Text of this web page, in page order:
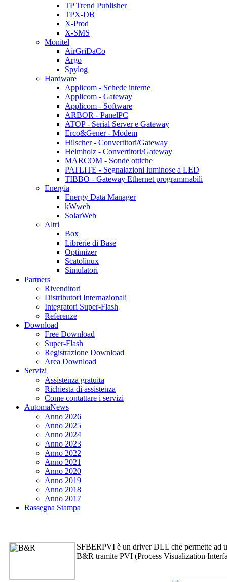
TP Trend Publisher
TPX-DB
X-Prod
X-SMS
Monitel
AirGriDaCo
Argo
Spylog
Hardware
Applicom - Schede interne
Applicom - Gateway
Applicom - Software
ARBOR - PanelPC
ATOP - Serial Server e Gateway
Erco&Gener - Modem
Hilscher - Convertitori/Gateway
Helmholz - Convertitori/Gateway
MARCOM - Sonde ottiche
PATLITE - Segnalazioni luminose a LED
TIBBO - Gateway Ethernet programmabili
Energia
Energy Data Manager
kWweb
SolarWeb
Altri
Box
Librerie di Base
Optimizer
Scatolinux
Simulatori
Partners
Rivenditori
Distributori Internazionali
Integratori Super-Flash
Referenze
Download
Free Download
Super-Flash
Registrazione Download
Area Download
Servizi
Assistenza gratuita
Richiesta di assistenza
Come contattare i servizi
AutomaNews
Anno 2026
Anno 2025
Anno 2024
Anno 2023
Anno 2022
Anno 2021
Anno 2020
Anno 2019
Anno 2018
Anno 2017
Rassegna Stampa
SFBERPVI è un driver DLL che permette ad
B&R tramite PVI (Process Visualization